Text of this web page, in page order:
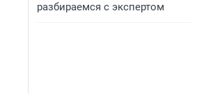
разбираемся с экспертом